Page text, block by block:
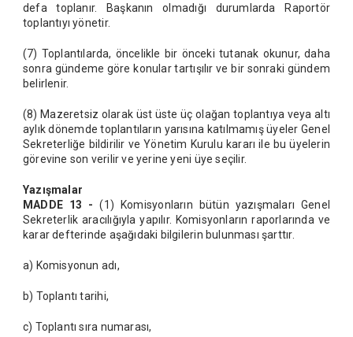
defa toplanır. Başkanın olmadığı durumlarda Raportör
toplantıyı yönetir.
(7) Toplantılarda, öncelikle bir önceki tutanak okunur, daha
sonra gündeme göre konular tartışılır ve bir sonraki gündem
belirlenir.
(8) Mazeretsiz olarak üst üste üç olağan toplantıya veya altı
aylık dönemde toplantıların yarısına katılmamış üyeler Genel
Sekreterliğe bildirilir ve Yönetim Kurulu kararı ile bu üyelerin
görevine son verilir ve yerine yeni üye seçilir.
Yazışmalar
MADDE 13 - (1) Komisyonların bütün yazışmaları Genel
Sekreterlik aracılığıyla yapılır. Komisyonların raporlarında ve
karar defterinde aşağıdaki bilgilerin bulunması şarttır.
a) Komisyonun adı,
b) Toplantı tarihi,
c) Toplantı sıra numarası,